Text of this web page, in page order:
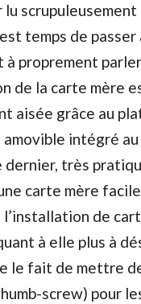
scrupuleusement
temps de
à proprement
de la carte mère
aisée grâce au
intégré
dernier, très
carte mère
l’installation de
à elle plus à
le fait de mettre
screw) pour